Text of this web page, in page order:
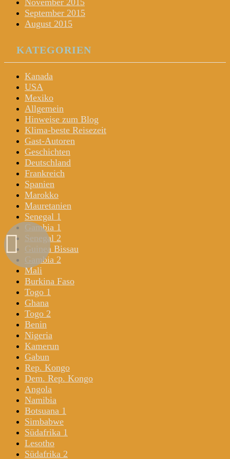
September 2015
August 2015
KATEGORIEN
Kanada
USA
Mexiko
Allgemein
Hinweise zum Blog
Klima-beste Reisezeit
Gast-Autoren
Geschichten
Deutschland
Frankreich
Spanien
Marokko
Mauretanien
Senegal 1
Gambia 1
Senegal 2
Guinea Bissau
Gambia 2
Mali
Burkina Faso
Togo 1
Ghana
Togo 2
Benin
Nigeria
Kamerun
Gabun
Rep. Kongo
Dem. Rep. Kongo
Angola
Namibia
Botsuana 1
Simbabwe
Südafrika 1
Lesotho
Südafrika 2